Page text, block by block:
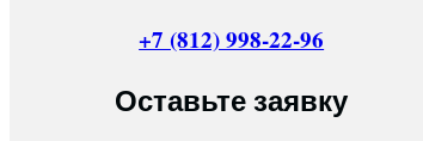
+7 (812) 998-22-96
Оставьте заявку